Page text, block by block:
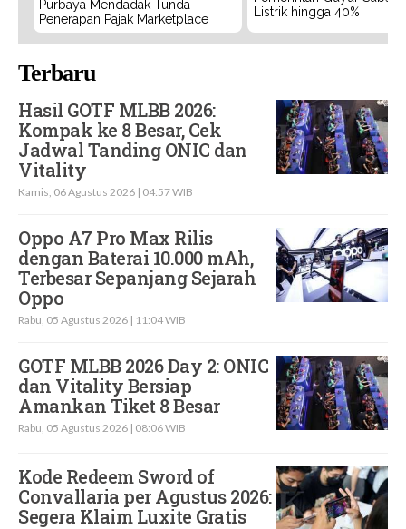
Purbaya Mendadak Tunda
Penerapan Pajak Marketplace
Listrik hingga 40%
Terbaru
Hasil GOTF MLBB 2026:
Kompak ke 8 Besar, Cek
Jadwal Tanding ONIC dan
Vitality
Kamis, 06 Agustus 2026 | 04:57 WIB
Oppo A7 Pro Max Rilis
dengan Baterai 10.000 mAh,
Terbesar Sepanjang Sejarah
Oppo
Rabu, 05 Agustus 2026 | 11:04 WIB
GOTF MLBB 2026 Day 2: ONIC
dan Vitality Bersiap
Amankan Tiket 8 Besar
Rabu, 05 Agustus 2026 | 08:06 WIB
Kode Redeem Sword of
Convallaria per Agustus 2026:
Segera Klaim Luxite Gratis